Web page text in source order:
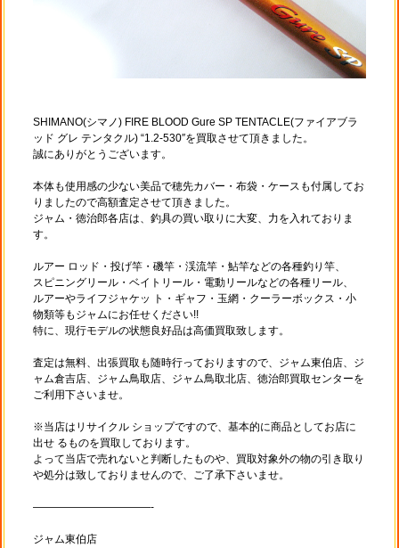
SHIMANO(シマノ) FIRE BLOOD Gure SP TENTACLE(ファイアブラ
ッド グレ テンタクル) “1.2-530″を買取させて頂きました。
誠にありがとうございます。
本体も使用感の少ない美品で穂先カバー・布袋・ケースも付属してお
りましたので高額査定させて頂きました。
ジャム・徳治郎各店は、釣具の買い取りに大変、力を入れておりま
す。
ルアー ロッド・投げ竿・磯竿・渓流竿・鮎竿などの各種釣り竿、
スピニングリール・ベイトリール・電動リールなどの各種リール、
ルアーやライフジャケッ ト・ギャフ・玉網・クーラーボックス・小
物類等もジャムにお任せください!!
特に、現行モデルの状態良好品は高価買取致します。
査定は無料、出張買取も随時行っておりますので、ジャム東伯店、ジ
ャム倉吉店、ジャム鳥取店、ジャム鳥取北店、徳治郎買取センターを
ご利用下さいませ。
※当店はリサイクル ショップですので、基本的に商品としてお店に
出せ るものを買取しております。
よって当店で売れないと判断したものや、買取対象外の物の引き取り
や処分は致しておりませんので、ご了承下さいませ。
———————————-
ジャム東伯店